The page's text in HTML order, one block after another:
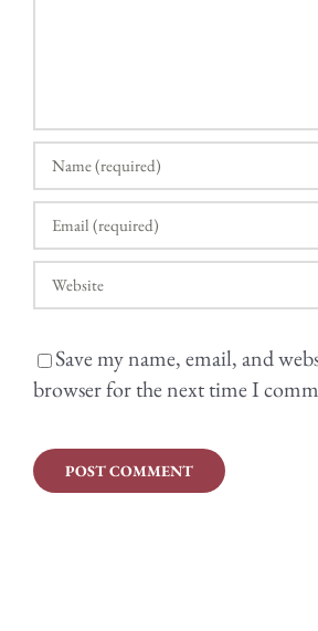
Save my name, email, and
browser for the next time I